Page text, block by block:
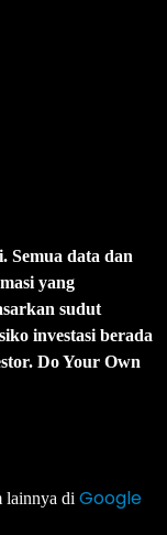
Semua data dan
yang
sudut
investasi berada
Do Your Own
lainnya di Google